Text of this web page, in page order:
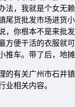
法，我就是个女无
尾货批发市场进货
你根本不是来批
方便干活的衣服就
车。带了后，地摊
的有关广州市石井
业相关内容。